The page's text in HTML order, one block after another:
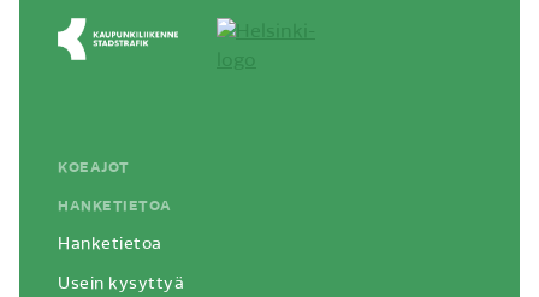
KOEAJOT
HANKETIETOA
Hanketietoa
Usein kysyttyä